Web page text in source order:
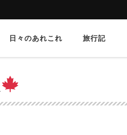
日々のあれこれ 旅行記